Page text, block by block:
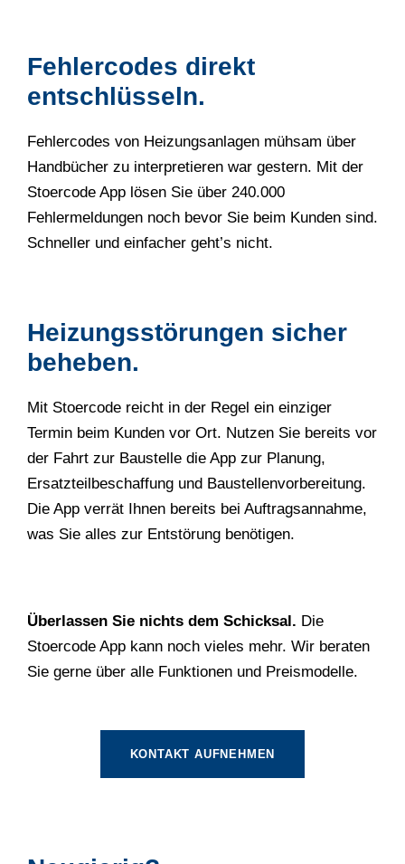
Fehlercodes direkt
entschlüsseln.
Fehlercodes von Heizungsanlagen mühsam über
Handbücher zu interpretieren war gestern. Mit der
Stoercode App lösen Sie über 240.000
Fehlermeldungen noch bevor Sie beim Kunden sind.
Schneller und einfacher geht’s nicht.
Heizungsstörungen sicher
beheben.
Mit Stoercode reicht in der Regel ein einziger
Termin beim Kunden vor Ort. Nutzen Sie bereits vor
der Fahrt zur Baustelle die App zur Planung,
Ersatzteilbeschaffung und Baustellenvorbereitung.
Die App verrät Ihnen bereits bei Auftragsannahme,
was Sie alles zur Entstörung benötigen.
Überlassen Sie nichts dem Schicksal. Die
Stoercode App kann noch vieles mehr. Wir beraten
Sie gerne über alle Funktionen und Preismodelle.
KONTAKT AUFNEHMEN